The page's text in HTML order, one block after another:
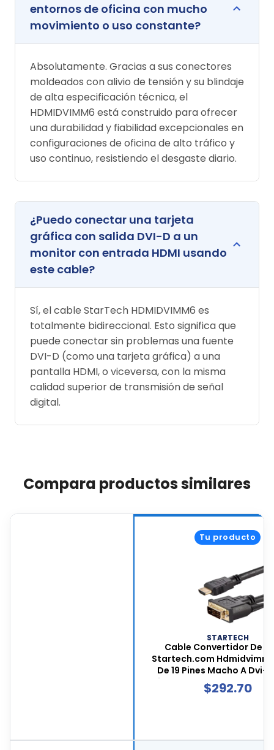
entornos de oficina con mucho
movimiento o uso constante?
Absolutamente. Gracias a sus conectores
moldeados con alivio de tensión y su blindaje
de alta especificación técnica, el
HDMIDVIMM6 está construido para ofrecer
una durabilidad y fiabilidad excepcionales en
configuraciones de oficina de alto tráfico y
uso continuo, resistiendo el desgaste diario.
¿Puedo conectar una tarjeta
gráfica con salida DVI-D a un
monitor con entrada HDMI usando
este cable?
Sí, el cable StarTech HDMIDVIMM6 es
totalmente bidireccional. Esto significa que
puede conectar sin problemas una fuente
DVI-D (como una tarjeta gráfica) a una
pantalla HDMI, o viceversa, con la misma
calidad superior de transmisión de señal
digital.
Compara productos similares
Tu producto
STARTECH
Cable Convertidor De
Startech.com
De 19 Pines Macho A Dvi-d
Pines Macho, 1.8 Metros
Color Negro,
$292.70